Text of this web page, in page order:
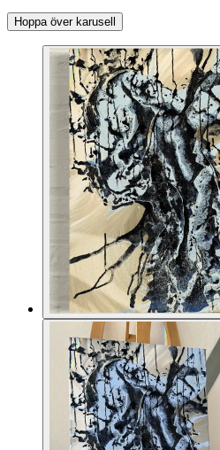
Hoppa över karusell